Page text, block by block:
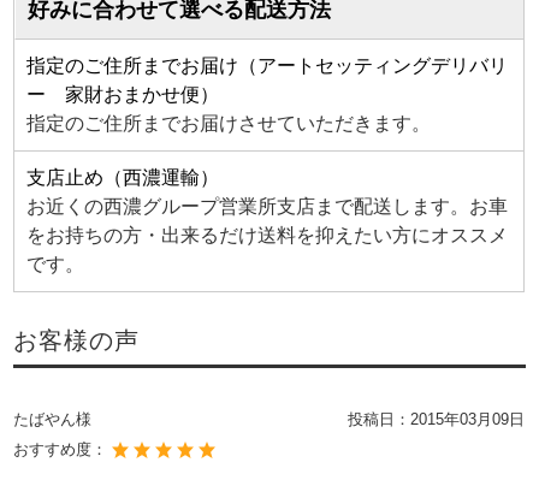
好みに合わせて選べる配送方法
指定のご住所までお届け（アートセッティングデリバリ
ー 家財おまかせ便）
指定のご住所までお届けさせていただきます。
支店止め（西濃運輸）
お近くの西濃グループ営業所支店まで配送します。お車
をお持ちの方・出来るだけ送料を抑えたい方にオススメ
です。
お客様の声
たばやん様 投稿日：2015年03月09日
おすすめ度：